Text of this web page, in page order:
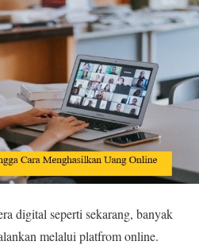
digital seperti sekarang, banyak
melalui platfrom online.